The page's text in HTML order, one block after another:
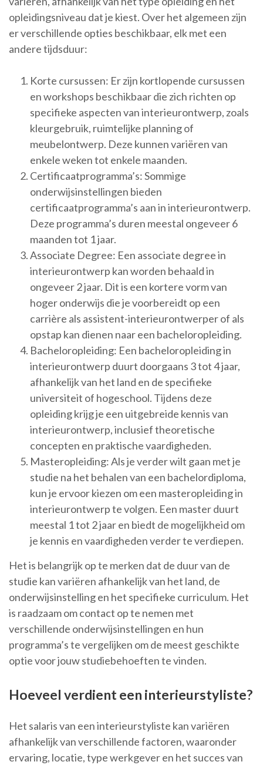
opleidingsniveau dat je kiest. Over het algemeen zijn
er verschillende opties beschikbaar, elk met een
andere tijdsduur:
Korte cursussen: Er zijn kortlopende cursussen
en workshops beschikbaar die zich richten op
specifieke aspecten van interieurontwerp, zoals
kleurgebruik, ruimtelijke planning of
meubelontwerp. Deze kunnen variëren van
enkele weken tot enkele maanden.
Certificaatprogramma’s: Sommige
onderwijsinstellingen bieden
certificaatprogramma’s aan in interieurontwerp.
Deze programma’s duren meestal ongeveer 6
maanden tot 1 jaar.
Associate Degree: Een associate degree in
interieurontwerp kan worden behaald in
ongeveer 2 jaar. Dit is een kortere vorm van
hoger onderwijs die je voorbereidt op een
carrière als assistent-interieurontwerper of als
opstap kan dienen naar een bacheloropleiding.
Bacheloropleiding: Een bacheloropleiding in
interieurontwerp duurt doorgaans 3 tot 4 jaar,
afhankelijk van het land en de specifieke
universiteit of hogeschool. Tijdens deze
opleiding krijg je een uitgebreide kennis van
interieurontwerp, inclusief theoretische
concepten en praktische vaardigheden.
Masteropleiding: Als je verder wilt gaan met je
studie na het behalen van een bachelordiploma,
kun je ervoor kiezen om een masteropleiding in
interieurontwerp te volgen. Een master duurt
meestal 1 tot 2 jaar en biedt de mogelijkheid om
je kennis en vaardigheden verder te verdiepen.
Het is belangrijk op te merken dat de duur van de
studie kan variëren afhankelijk van het land, de
onderwijsinstelling en het specifieke curriculum. Het
is raadzaam om contact op te nemen met
verschillende onderwijsinstellingen en hun
programma’s te vergelijken om de meest geschikte
optie voor jouw studiebehoeften te vinden.
Hoeveel verdient een interieurstyliste?
Het salaris van een interieurstyliste kan variëren
afhankelijk van verschillende factoren, waaronder
ervaring, locatie, type werkgever en het succes van